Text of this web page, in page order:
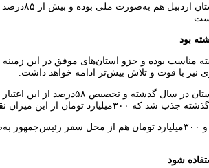
عاملی گفت:
بود
مناسب بوده و جزو استان‌های موفق در این زمینه
نیز با قوت و تلاش بیش‌تر ادامه خواهد داشت.
استاندار اردبیل افزود: اعتبار
عاملی تصریح کرد: علاوه بر این اعتبارات، مبلغ یک‌هزار و
شود